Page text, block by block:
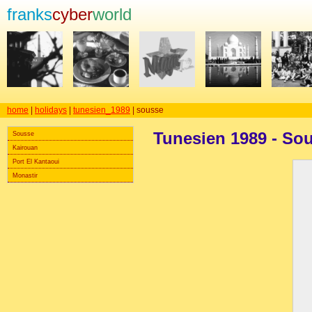
frankscyberworld
home holidays tunesien_1989 | sousse
Sousse
Kairouan
Port El Kantaoui
Monastir
Tunesien 1989 -